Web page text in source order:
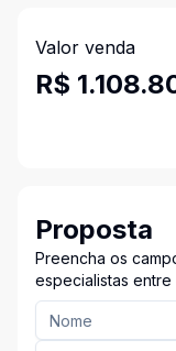
Valor venda
R$
Proposta
Preencha os
especialistas entre